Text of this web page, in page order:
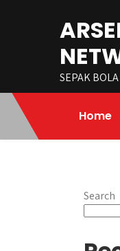
SEPAK BOLA
Home
Search